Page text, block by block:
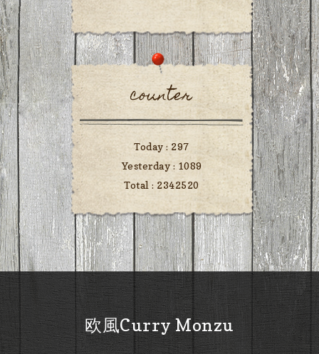
counter
Today : 297
Yesterday : 1089
Total : 2342520
欧風Curry Monzu